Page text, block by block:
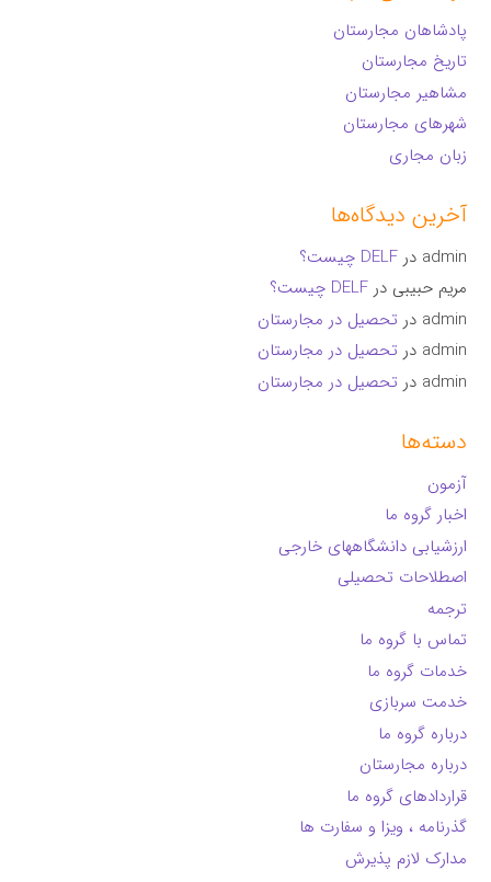
پادشاهان مجارستان
تاریخ مجارستان
مشاهیر مجارستان
شهرهای مجارستان
زبان مجاری
آخرین دیدگاه‌ها
admin درDELF چیست؟
مریم حبیبی درDELF چیست؟
admin در تحصیل در مجارستان
admin در تحصیل در مجارستان
admin در تحصیل در مجارستان
دسته‌ها
آزمون
اخبار گروه ما
ارزشیابی دانشگاههای خارجی
اصطلاحات تحصیلی
ترجمه
تماس با گروه ما
خدمات گروه ما
خدمت سربازی
درباره گروه ما
درباره مجارستان
قراردادهای گروه ما
گذرنامه ، ویزا و سفارت ها
مدارک لازم پذیرش